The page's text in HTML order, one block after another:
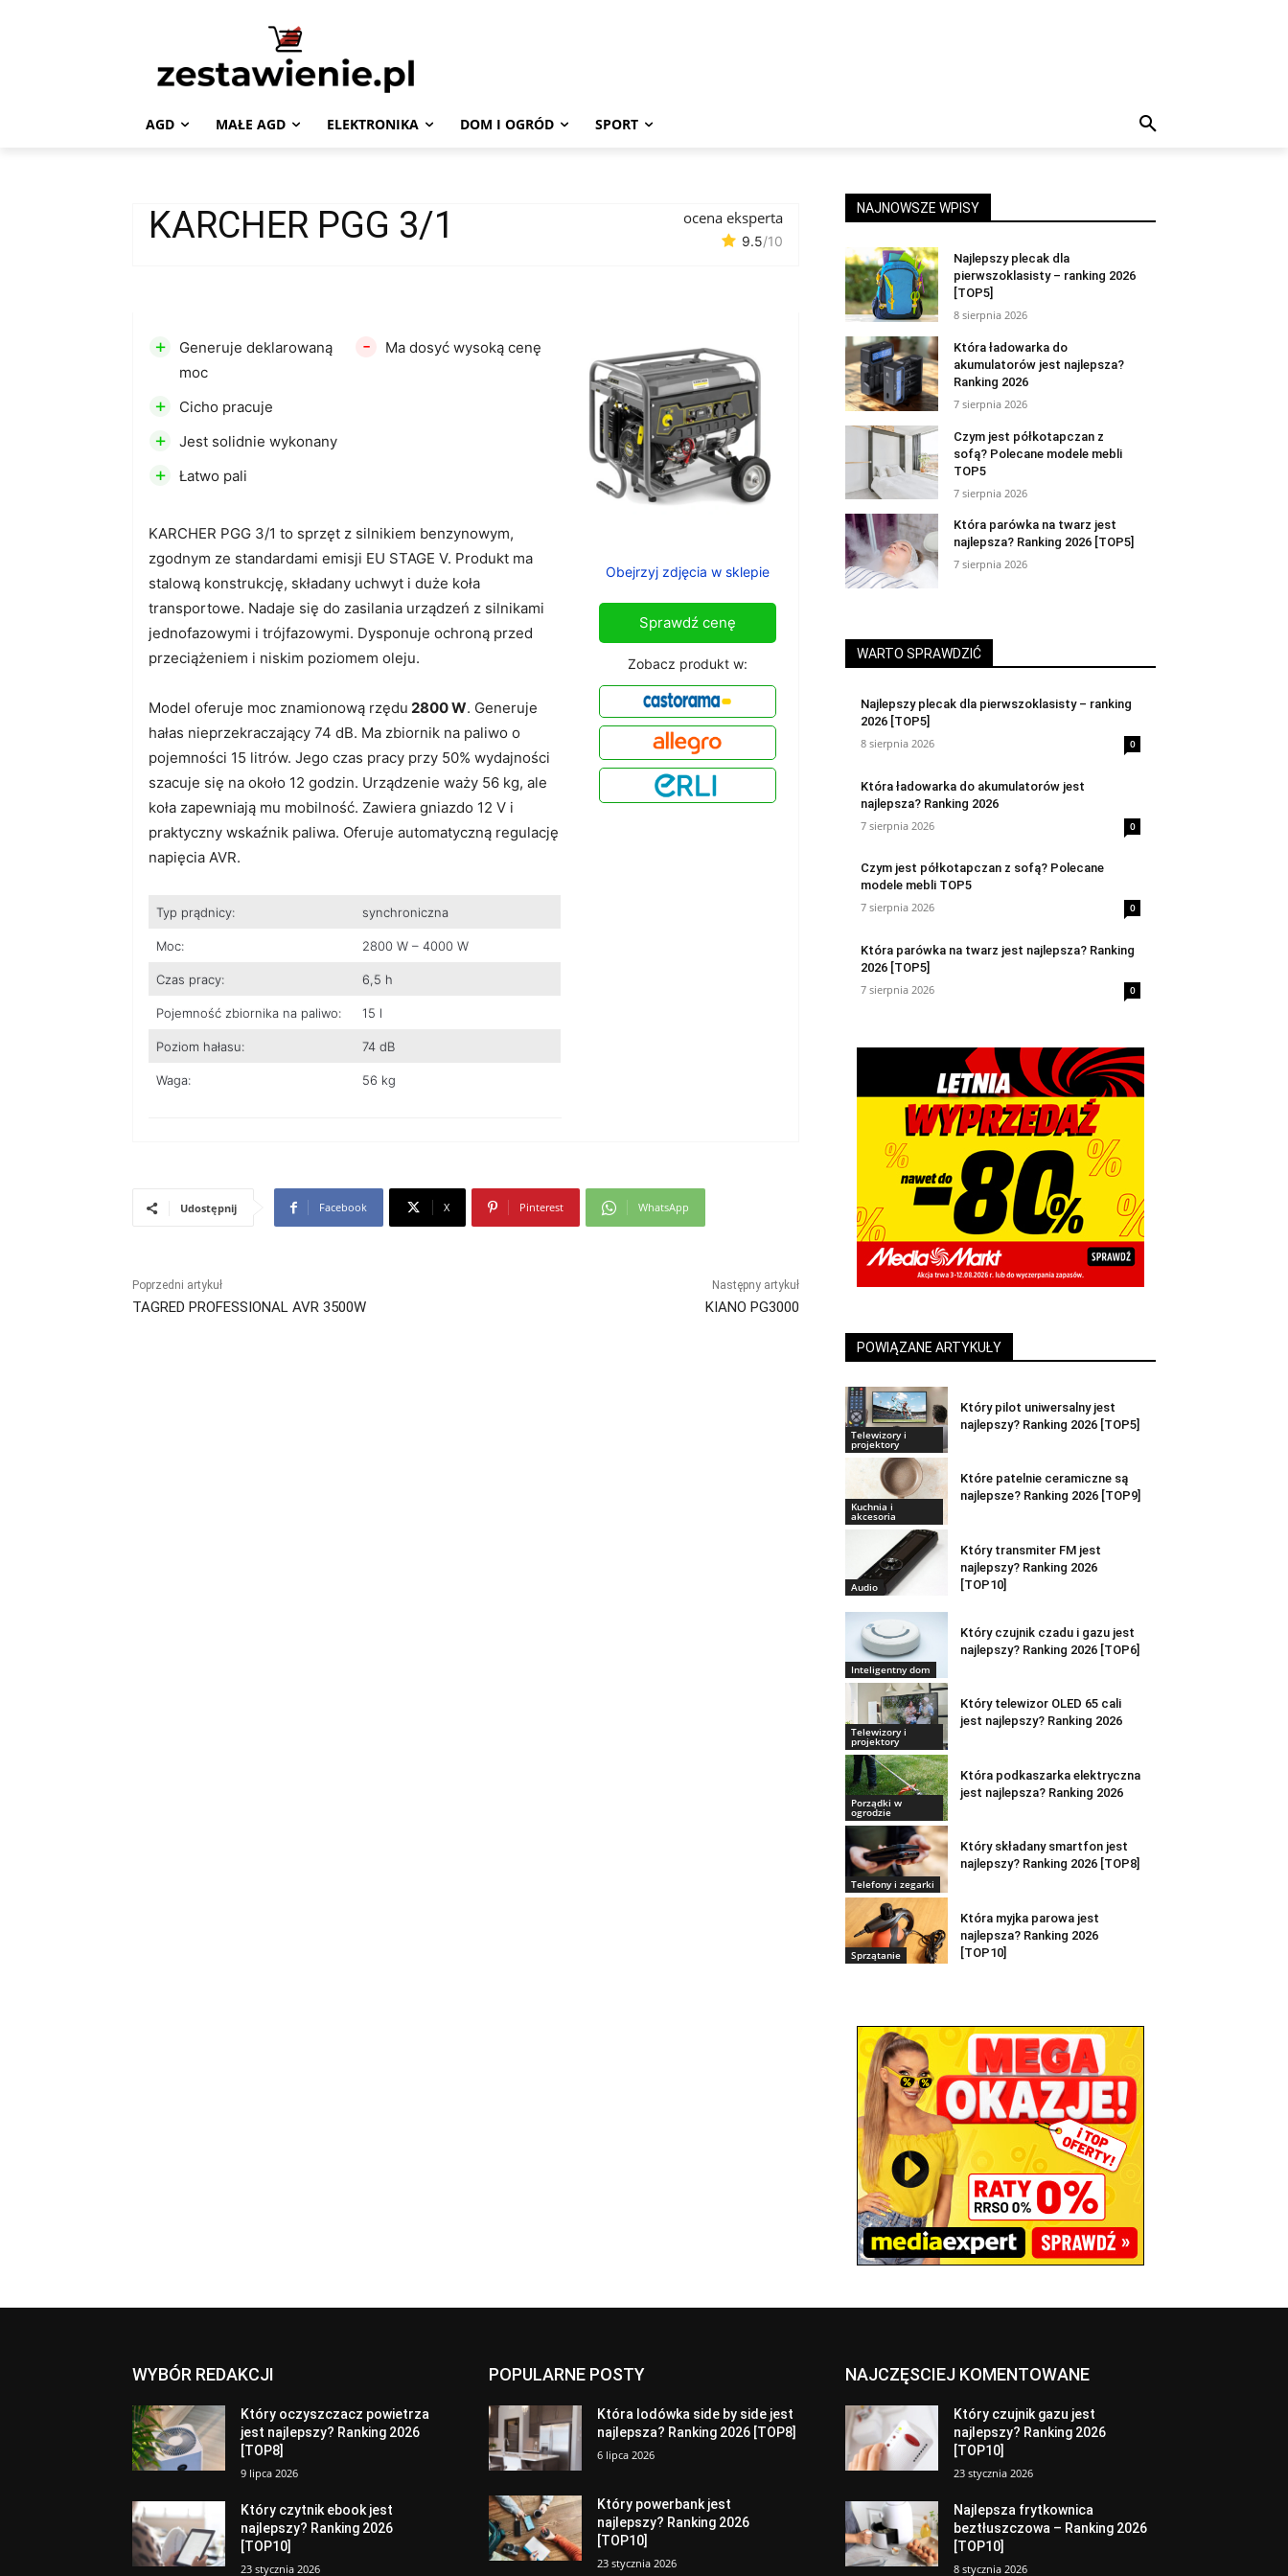
AGD MAŁE AGD ELEKTRONIKA DOM I OGRÓD SPORT
KARCHER PGG 3/1 ocena eksperta
9.5/10
KARCHER PGG 3/1 to sprzęt z silnikiem benzynowym,
zgodnym ze standardami emisji EU STAGE V. Produkt ma
stalową konstrukcję, składany uchwyt i duże koła
transportowe. Nadaje się do zasilania urządzeń z silnikami
jednofazowymi i trójfazowymi. Dysponuje ochroną przed
przeciążeniem i niskim poziomem oleju.
Model oferuje moc znamionową rzędu 2800 W. Generuje
hałas nieprzekraczający 74 dB. Ma zbiornik na paliwo o
pojemności 15 litrów. Jego czas pracy przy 50% wydajności
szacuje się na około 12 godzin. Urządzenie waży 56 kg, ale
koła zapewniają mu mobilność. Zawiera gniazdo 12 V i
praktyczny wskaźnik paliwa. Oferuje automatyczną regulację
napięcia AVR.
Typ prądnicy: synchroniczna
Moc: 2800 W – 4000 W
Czas pracy: 6,5 h
Pojemność zbiornika na paliwo: 15 l
Poziom hałasu: 74 dB
Waga: 56 kg
+
Generuje deklarowaną
moc
+ Cicho pracuje
+ Jest solidnie wykonany
+ Łatwo pali
- Ma dosyć wysoką cenę
Obejrzyj zdjęcia w sklepie
Sprawdź cenę
Zobacz produkt w:
Udostępnij Facebook X Pinterest WhatsApp
Poprzedni artykuł
TAGRED PROFESSIONAL AVR 3500W
Następny artykuł
KIANO PG3000
NAJNOWSZE WPISY
Najlepszy plecak dla
pierwszoklasisty – ranking 2026
[TOP5]
8 sierpnia 2026
Która ładowarka do
akumulatorów jest najlepsza?
Ranking 2026
7 sierpnia 2026
Czym jest półkotapczan z
sofą? Polecane modele mebli
TOP5
7 sierpnia 2026
Która parówka na twarz jest
najlepsza? Ranking 2026 [TOP5]
7 sierpnia 2026
WARTO SPRAWDZIĆ
Najlepszy plecak dla pierwszoklasisty – ranking
2026 [TOP5]
8 sierpnia 2026
0
Która ładowarka do akumulatorów jest
najlepsza? Ranking 2026
7 sierpnia 2026
0
Czym jest półkotapczan z sofą? Polecane
modele mebli TOP5
7 sierpnia 2026
0
Która parówka na twarz jest najlepsza? Ranking
2026 [TOP5]
7 sierpnia 2026
0
POWIĄZANE ARTYKUŁY
Telewizory i
projektory
Który pilot uniwersalny jest
najlepszy? Ranking 2026 [TOP5]
Kuchnia i
akcesoria
Które patelnie ceramiczne są
najlepsze? Ranking 2026 [TOP9]
Audio
Który transmiter FM jest
najlepszy? Ranking 2026
[TOP10]
Inteligentny dom
Który czujnik czadu i gazu jest
najlepszy? Ranking 2026 [TOP6]
Telewizory i
projektory
Który telewizor OLED 65 cali
jest najlepszy? Ranking 2026
Porządki w
ogrodzie
Która podkaszarka elektryczna
jest najlepsza? Ranking 2026
Telefony i zegarki
Który składany smartfon jest
najlepszy? Ranking 2026 [TOP8]
Sprzątanie
Która myjka parowa jest
najlepsza? Ranking 2026
[TOP10]
WYBÓR REDAKCJI
Który oczyszczacz powietrza
jest najlepszy? Ranking 2026
[TOP8]
9 lipca 2026
Który czytnik ebook jest
najlepszy? Ranking 2026
[TOP10]
23 stycznia 2026
POPULARNE POSTY
Która lodówka side by side jest
najlepsza? Ranking 2026 [TOP8]
6 lipca 2026
Który powerbank jest
najlepszy? Ranking 2026
[TOP10]
23 stycznia 2026
NAJCZĘSCIEJ KOMENTOWANE
Który czujnik gazu jest
najlepszy? Ranking 2026
[TOP10]
23 stycznia 2026
Najlepsza frytkownica
beztłuszczowa – Ranking 2026
[TOP10]
8 stycznia 2026